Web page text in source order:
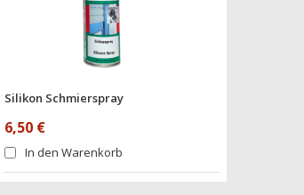
Silikon Schmierspray
6,50 €
In den Warenkorb